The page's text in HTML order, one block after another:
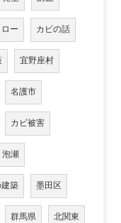
ー カビの話
宜野座村
名護市
カビ被害
泡瀬
築 墨田区
群馬県 北関東